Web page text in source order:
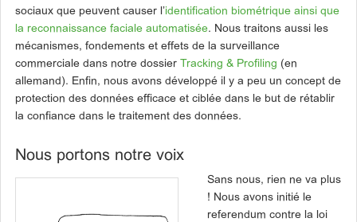
sociaux que peuvent causer l’identification biométrique ainsi que
la reconnaissance faciale automatisée. Nous traitons aussi les
mécanismes, fondements et effets de la surveillance
commerciale dans notre dossier Tracking & Profiling (en
allemand). Enfin, nous avons développé il y a peu un concept de
protection des données efficace et ciblée dans le but de rétablir
la confiance dans le traitement des données.
Nous portons notre voix
Sans nous, rien ne va plus
! Nous avons initié le
referendum contre la loi